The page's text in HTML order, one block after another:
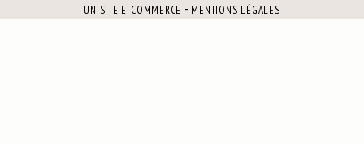
UN SITE E-COMMERCE
MENTIONS LÉGALES